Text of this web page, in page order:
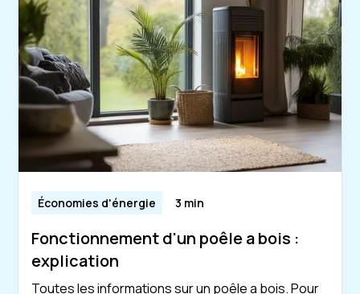
Économies d'énergie 3 min
Fonctionnement d'un poêle a bois :
explication
Toutes les informations sur un poêle a bois. Pour